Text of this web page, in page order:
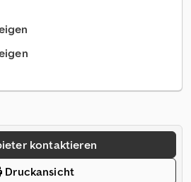
kontaktieren
Druckansicht